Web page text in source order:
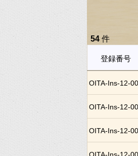
54 件
登録番号
OITA-Ins-12-
OITA-Ins-12-
OITA-Ins-12-